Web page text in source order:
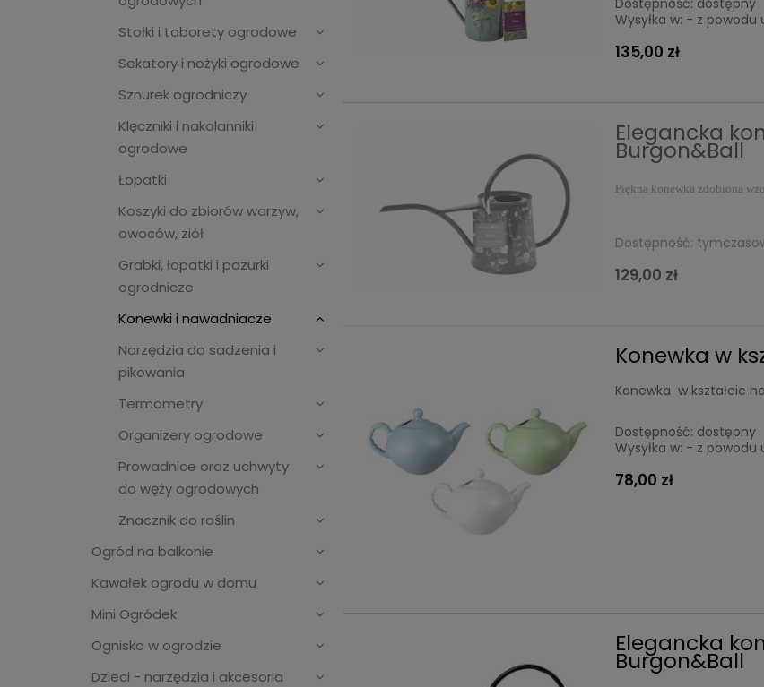
Stołki i taborety ogrodowe
Sekatory i nożyki ogrodowe
Sznurek ogrodniczy
Klęczniki i nakolanniki
ogrodowe
Łopatki
Koszyki do zbiorów warzyw,
owoców, ziół
Grabki, łopatki i pazurki
ogrodnicze
Konewki i nawadniacze
Narzędzia do sadzenia i
pikowania
Termometry
Organizery ogrodowe
Prowadnice oraz uchwyty
do węży ogrodowych
Znacznik do roślin
Ogród na balkonie
Kawałek ogrodu w domu
Mini Ogródek
Ognisko w ogrodzie
Dzieci - narzędzia i akcesoria
Wysyłka w: - z powodu
135,00 zł
Elegancka
Burgon&Ball
Piękna konewka zdobiona
Dostępność:
129,00 zł
Konewka w
Konewka w kształcie
Dostępność: dostępny
Wysyłka w: - z powodu
78,00 zł
Elegancka
Burgon&Ball